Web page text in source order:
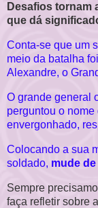
Desafios tornam
que dá
Conta-se que um
meio da batalha
Alexandre, o
O grande general
perguntou o nome
envergonhado,
Colocando a sua
soldado, mude
Sempre
faça refletir sobre